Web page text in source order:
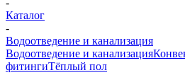
-
Каталог
-
Водоотведение и канализация
Водоотведение и канализация
фитингиТёплый пол